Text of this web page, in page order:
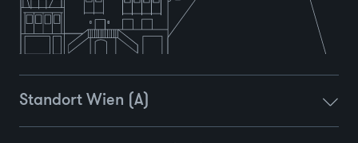
Standort Wien (A)